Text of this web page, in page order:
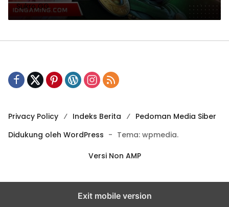
Sukro GG
Privacy Policy Indeks Berita
Pedoman Media Siber
Didukung oleh WordPress - Tema: wpmedia.
Versi Non AMP
Exit mobile version